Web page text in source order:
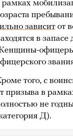
рамках
зависит от
в
офицеры
того, с
призыва в
не
Д).